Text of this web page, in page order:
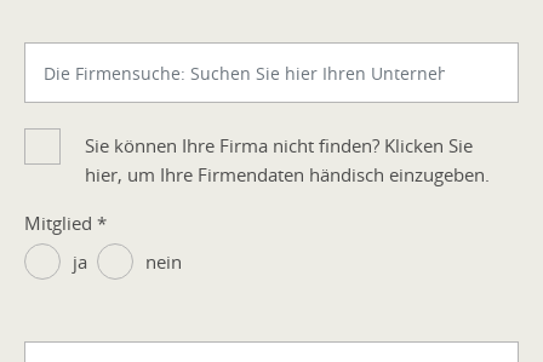
Sie können Ihre Firma nicht finden? Klicken Sie
hier, um Ihre Firmendaten händisch einzugeben.
Mitglied *
ja
nein